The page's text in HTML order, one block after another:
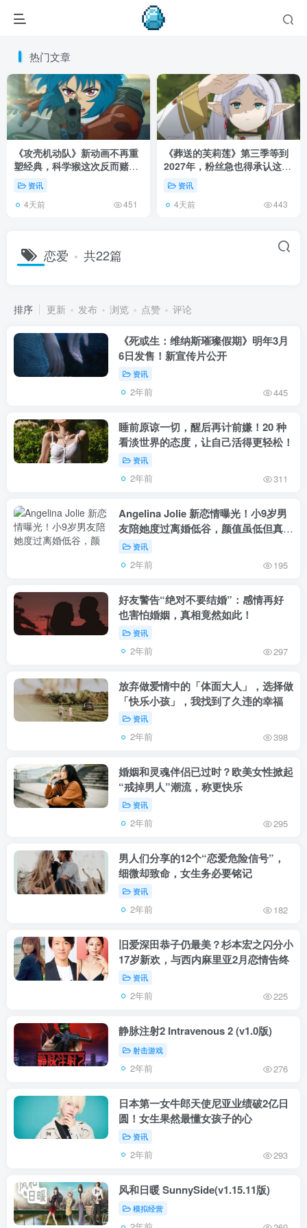
热门文章
《攻壳机动队》新动画不再重
塑经典，科学猴这次反而赌对
了！资讯
4天前 451
《葬送的芙莉莲》第三季等到
2027年，粉丝急也得承认这次
慢得有道理！
资讯
4天前 443
恋爱 共22篇
排序 更新 发布 浏览 点赞 评论
《死或生：维纳斯璀璨假期》明年3月
6日发售！新宣传片公开
资讯
2年前 445
睡前原谅一切，醒后再计前嫌！20 种
看淡世界的态度，让自己活得更轻松！
资讯
2年前 311
Angelina Jolie 新恋情曝光！小9岁男
友陪她度过离婚低谷，颜值虽低但真爱
无疑！
资讯
2年前 195
好友警告“绝对不要结婚”：感情再好
也害怕婚姻，真相竟然如此！
资讯
2年前 297
放弃做爱情中的「体面大人」，选择做
「快乐小孩」，我找到了久违的幸福
资讯
2年前 398
婚姻和灵魂伴侣已过时？欧美女性掀起
“戒掉男人”潮流，称更快乐
资讯
2年前 295
男人们分享的12个“恋爱危险信号”，
细微却致命，女生务必要铭记
资讯
2年前 182
旧爱深田恭子仍最美？杉本宏之闪分小
17岁新欢，与西内麻里亚2月恋情告终
资讯
2年前 225
静脉注射2 Intravenous 2 (v1.0版)
射击游戏
2年前 276
日本第一女牛郎天使尼亚业绩破2亿日
圆！女生果然最懂女孩子的心
资讯
2年前 293
风和日暖 SunnySide(v1.15.11版)
模拟经营